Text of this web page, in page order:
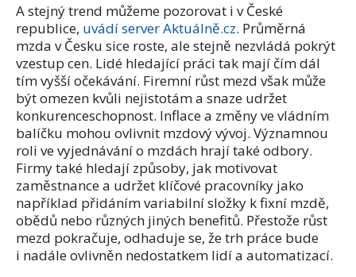
A stejný trend můžeme pozorovat i v České
republice, uvádí server Aktuálně.cz. Průměrná
mzda v Česku sice roste, ale stejně nezvládá pokrýt
vzestup cen. Lidé hledající práci tak mají čím dál
tím vyšší očekávání. Firemní růst mezd však může
být omezen kvůli nejistotám a snaze udržet
konkurenceschopnost. Inflace a změny ve vládním
balíčku mohou ovlivnit mzdový vývoj. Významnou
roli ve vyjednávání o mzdách hrají také odbory.
Firmy také hledají způsoby, jak motivovat
zaměstnance a udržet klíčové pracovníky jako
například přidáním variabilní složky k fixní mzdě,
obědů nebo různých jiných benefitů. Přestože růst
mezd pokračuje, odhaduje se, že trh práce bude
i nadále ovlivněn nedostatkem lidí a automatizací.